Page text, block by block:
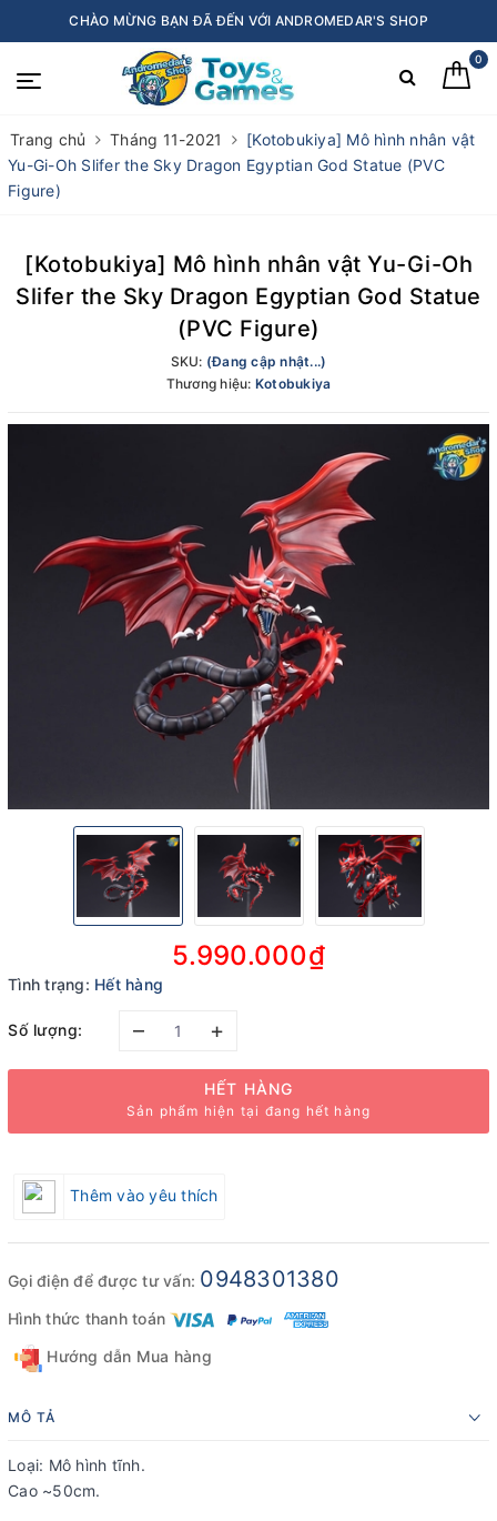
CHÀO MỪNG BẠN ĐÃ ĐẾN VỚI ANDROMEDAR'S SHOP
0
Trang chủ Tháng 11-2021
[Kotobukiya] Mô hình nhân vật
Yu-Gi-Oh Slifer the Sky Dragon Egyptian God Statue (PVC
Figure)
[Kotobukiya] Mô hình nhân vật Yu-Gi-Oh
Slifer the Sky Dragon Egyptian God Statue
(PVC Figure)
SKU: (Đang cập nhật...)
Thương hiệu: Kotobukiya
5.990.000₫
Tình trạng: Hết hàng
Số lượng: – +
HẾT HÀNG
Sản phẩm hiện tại đang hết hàng
Thêm vào yêu thích
Gọi điện để được tư vấn: 0948301380
Hình thức thanh toán
Hướng dẫn Mua hàng
MÔ TẢ
Loại: Mô hình tĩnh.
Cao ~50cm.